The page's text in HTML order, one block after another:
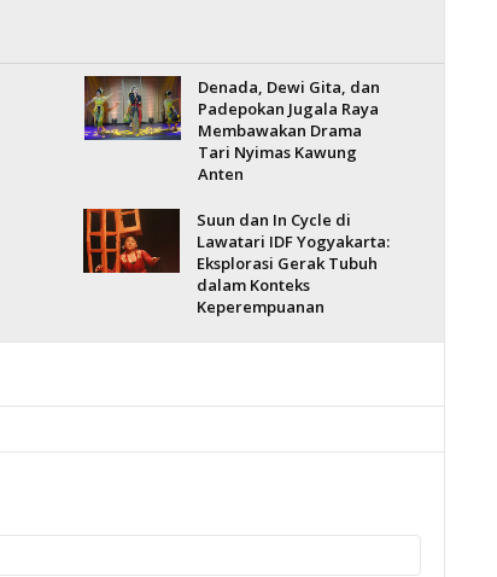
Denada, Dewi Gita, dan
Padepokan Jugala Raya
Membawakan Drama
Tari Nyimas Kawung
Anten
Suun dan In Cycle di
Lawatari IDF Yogyakarta:
Eksplorasi Gerak Tubuh
dalam Konteks
Keperempuanan